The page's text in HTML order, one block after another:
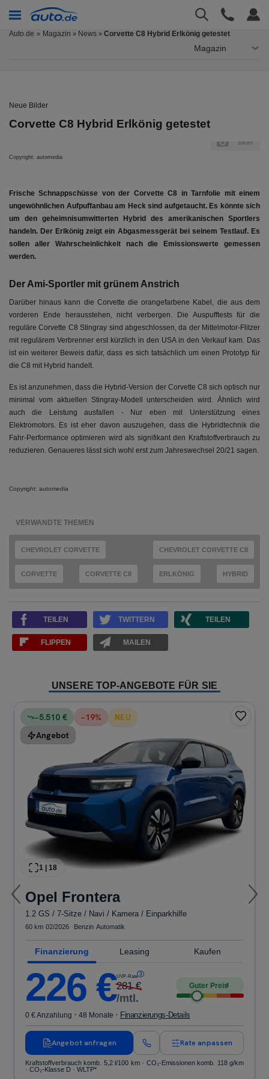
Auto.de Magazin » News » Corvette C8 Hybrid Erlkönig getestet
Magazin
Neue Bilder
Corvette C8 Hybrid Erlkönig getestet
Bilder
Copyright: automedia
Frische Schnappschüsse von der Corvette C8 in Tarnfolie mit einem
ungewöhnlichen Aufpuffanbau am Heck sind aufgetaucht. Es könnte sich
um den geheimnisumwitterten Hybrid des amerikanischen Sportlers
handeln. Der Erlkönig zeigt ein Abgasmessgerät bei seinem Testlauf. Es
sollen aller Wahrscheinlichkeit nach die Emissionswerte gemessen
werden.
Der Ami-Sportler mit grünem Anstrich
Darüber hinaus kann die Corvette die orangefarbene Kabel, die aus dem
vorderen Ende herausstehen, nicht verbergen. Die Auspufftests für die
reguläre Corvette C8 Stingray sind abgeschlossen, da der Mittelmotor-Flitzer
mit regulärem Verbrenner erst kürzlich in den USA in den Verkauf kam. Das
ist ein weiterer Beweis dafür, dass es sich tatsächlich um einen Prototyp für
die C8 mit Hybrid handelt.
Es ist anzunehmen, dass die Hybrid-Version der Corvette C8 sich optisch nur
minimal vom aktuellen Stingray-Modell unterscheiden wird. Ähnlich wird
auch die Leistung ausfallen - Nur eben mit Unterstützung eines
Elektromotors. Es ist eher davon auszugehen, dass die Hybridtechnik die
Fahr-Performance optimieren wird als signifikant den Kraftstoffverbrauch zu
reduzieren. Genaueres lässt sich wohl erst zum Jahreswechsel 20/21 sagen.
Copyright: automedia
VERWANDTE THEMEN
CHEVROLET CORVETTE CHEVROLET CORVETTE C8
CORVETTE CORVETTE C8 ERLKÖNIG HYBRID
TEILEN TWITTERN TEILEN
FLIPPEN MAILEN
UNSERE TOP-ANGEBOTE FÜR SIE
−5.510 € −19% NEU
Angebot
1 | 18
Opel Frontera
1.2 GS / 7-Sitze / Navi / Kamera / Einparkhilfe
60 km 02/2026 Benzin Automatik
Finanzierung Leasing Kaufen
226 €UVP-Rate 3
281€
/mtl.
Guter Preis4
0 € Anzahlung · 48 Monate · Finanzierungs-Details
Angebot anfragen Rate anpassen
Kraftstoffverbrauch komb. 5,2 l/100 km · CO₂-Emissionen komb. 118 g/km
· CO₂-Klasse D · WLTP*